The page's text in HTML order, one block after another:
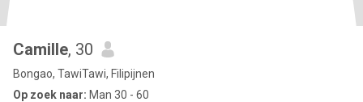
Camille, 30
Bongao, TawiTawi, Filipijnen
Op zoek naar: Man 30 - 60